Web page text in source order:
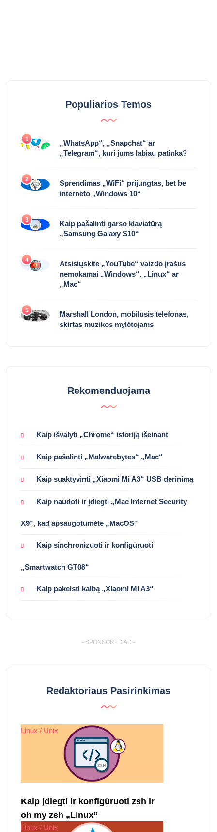
Populiarios Temos
1
„WhatsApp“, „Snapchat“ ar
„Telegram“, kuri jums labiau patinka?
2
Sprendimas „WiFi“ prijungtas, bet be
interneto „Windows 10“
3
Kaip pašalinti garso klaviatūrą
„Samsung Galaxy S10“
4
Atsisiųskite „YouTube“ vaizdo įrašus
nemokamai „Windows“, „Linux“ ar
„Mac“
5
Marshall London, mobilusis telefonas,
skirtas muzikos mylėtojams
Rekomenduojama
Kaip išvalyti „Chrome“ istoriją išeinant
Kaip pašalinti „Malwarebytes“ „Mac“
Kaip suaktyvinti „Xiaomi Mi A3“ USB derinimą
Kaip naudoti ir įdiegti „Mac Internet Security
X9“, kad apsaugotumėte „MacOS“
Kaip sinchronizuoti ir konfigūruoti
„Smartwatch GT08“
Kaip pakeisti kalbą „Xiaomi Mi A3“
- SPONSORED AD -
Redaktoriaus Pasirinkimas
Linux / Unix
Kaip įdiegti ir konfigūruoti zsh ir
oh my zsh „Linux“
Linux / Unix